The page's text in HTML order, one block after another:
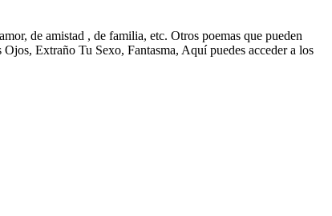
de amistad , de familia, etc. Otros poemas que pueden
Extraño Tu Sexo, Fantasma, Aquí puedes acceder a los